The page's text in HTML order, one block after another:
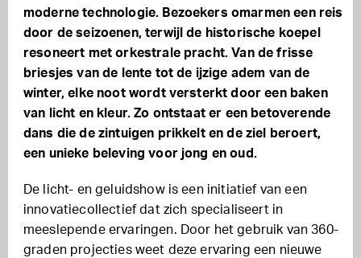
moderne technologie. Bezoekers omarmen een reis
door de seizoenen, terwijl de historische koepel
resoneert met orkestrale pracht. Van de frisse
briesjes van de lente tot de ijzige adem van de
winter, elke noot wordt versterkt door een baken
van licht en kleur. Zo ontstaat er een betoverende
dans die de zintuigen prikkelt en de ziel beroert,
een unieke beleving voor jong en oud.
De licht- en geluidshow is een initiatief van een
innovatiecollectief dat zich specialiseert in
meeslepende ervaringen. Door het gebruik van 360-
graden projecties weet deze ervaring een nieuwe